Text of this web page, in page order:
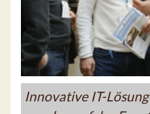
Innovative IT-